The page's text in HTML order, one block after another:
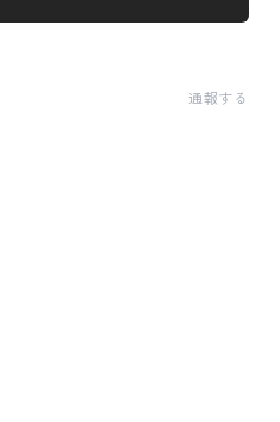
通報する